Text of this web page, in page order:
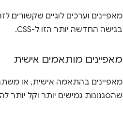
מאפיינים וערכים לוגיים
בגישה החדשה יותר הזו ל-CSS.
מאפיינים מותאמים אישית
שהסגנונות גמישים יותר וקל יותר